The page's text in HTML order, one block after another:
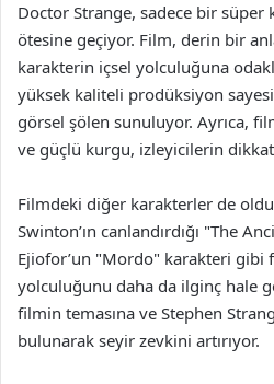
Doctor Strange, sadece bir süper
ötesine geçiyor. Film, derin bir
karakterin içsel yolculuğuna
yüksek kaliteli prodüksiyon
görsel şölen sunuluyor. Ayrıca,
ve güçlü kurgu, izleyicilerin
Filmdeki diğer karakterler de
Swinton’ın canlandırdığı "The
Ejiofor’un "Mordo" karakteri gibi
yolculuğunu daha da ilginç hale
filmin temasına ve Stephen
bulunarak seyir zevkini artırıyor.